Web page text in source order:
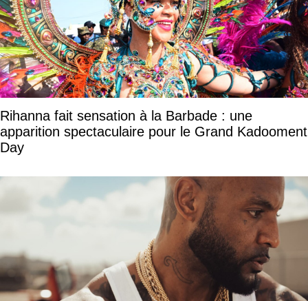
Rihanna fait sensation à la Barbade : une
apparition spectaculaire pour le Grand Kadooment
Day